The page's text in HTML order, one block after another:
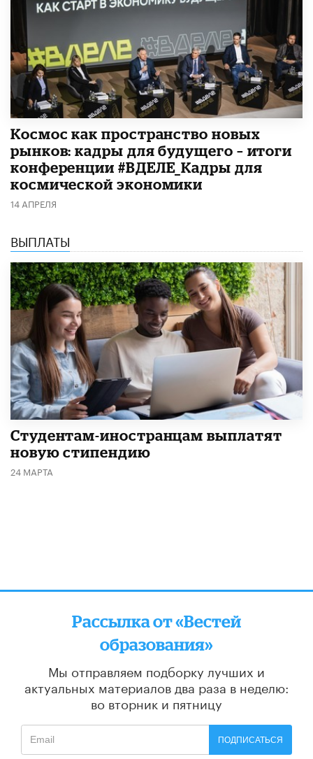
Космос как пространство новых
рынков: кадры для будущего – итоги
конференции #ВДЕЛЕ_Кадры для
космической экономики
14 АПРЕЛЯ
ВЫПЛАТЫ
Студентам-иностранцам выплатят
новую стипендию
24 МАРТА
Рассылка от «Вестей
образования»
Мы отправляем подборку лучших и
актуальных материалов два раза в неделю:
во вторник и пятницу
ПОДПИСАТЬСЯ